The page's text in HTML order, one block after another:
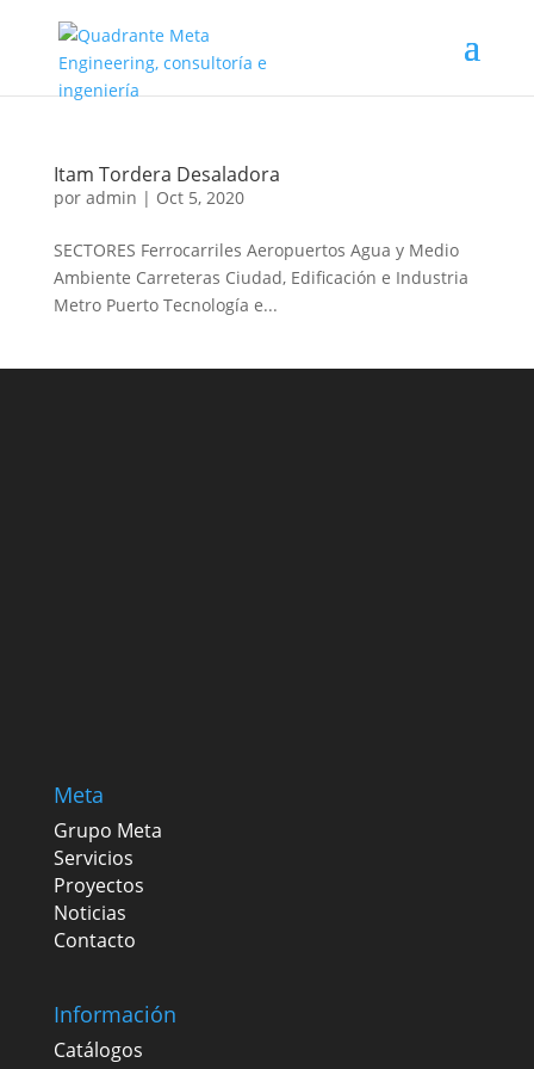
Itam Tordera Desaladora
por admin | Oct 5, 2020
SECTORES Ferrocarriles Aeropuertos Agua y Medio
Ambiente Carreteras Ciudad, Edificación e Industria
Metro Puerto Tecnología e...
Meta
Grupo Meta
Servicios
Proyectos
Noticias
Contacto
Información
Catálogos